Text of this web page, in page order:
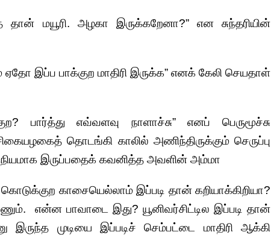
தான் மயூரி. அழகா இருக்கறேனா?” என சுந்தரியின்
இப்ப பாக்குற மாதிரி இருக்க” எனக் கேலி செயதாள்
பார்த்து எவ்வளவு நாளாச்சு” எனப் பெருமூச்சு
தொடங்கி காலில் அணிந்திருக்கும் செருப்பு
இருப்பதைக் கவனித்த அவளின் அம்மா
காசையெல்லாம் இப்படி தான் கறியாக்கிறியா?
என்ன பாவாடை இது? யூனிவர்சிட்டில இப்படி தான்
இருந்த முடியை இப்படிச் செம்பட்டை மாதிரி ஆக்கி